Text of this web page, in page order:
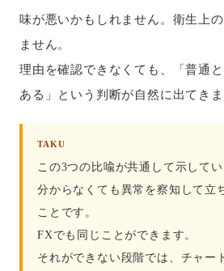
味が悪いかもしれません。衛生上
ません。
理由を確認できなくても、「普通
ある」という判断が自然に出てきま
TAKU
この3つの比喩が共通して示して
分からなくても異常を察知して立
ことです。
FXでも同じことができます。
それができない段階では、チャー